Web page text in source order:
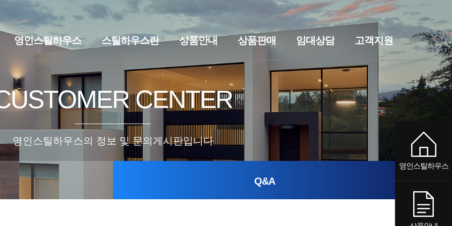
영인스틸하우스
홈 로그인 회원가입
영인스틸하우스
브랜드스토리 찾아오시는길
스틸하우스란
스틸하우스란
상품안내
세컨하우스·전원주택 기숙사·사무실 펜션
상품판매
세컨하우스·전원주택 기숙사·사무실
임대상담
임대상담
고객지원
공지사항
CENTER
영인스틸하우스의 정보 및 문의게시판입니다
Q&A